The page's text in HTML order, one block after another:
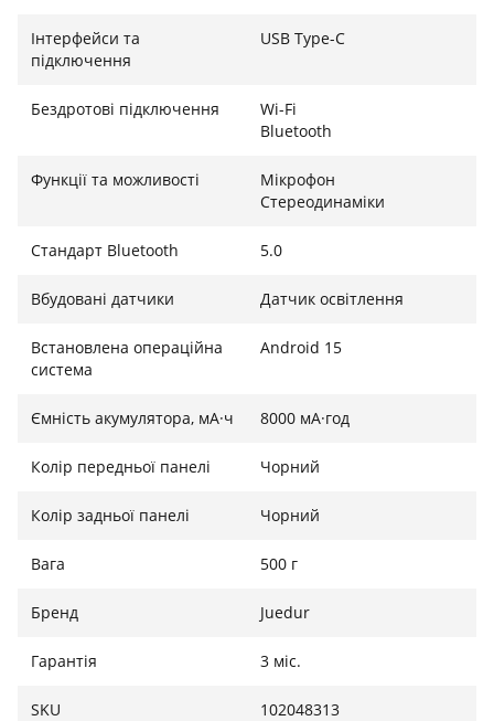
Інтерфейси та
підключення
USB Type-C
Бездротові підключення
Wi-Fi
Bluetooth
Функції та можливості
Мікрофон
Стереодинаміки
Стандарт Bluetooth 5.0
Вбудовані датчики Датчик освітлення
Встановлена ​​операційна
система
Android 15
Ємність акумулятора, мА·ч 8000 мА·год
Колір передньої панелі Чорний
Колір задньої панелі Чорний
Вага 500 г
Бренд Juedur
Гарантія 3 міс.
SKU 102048313